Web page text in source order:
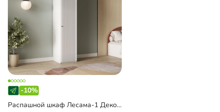
-10%
Распашной шкаф Лесама-1 Декор 1